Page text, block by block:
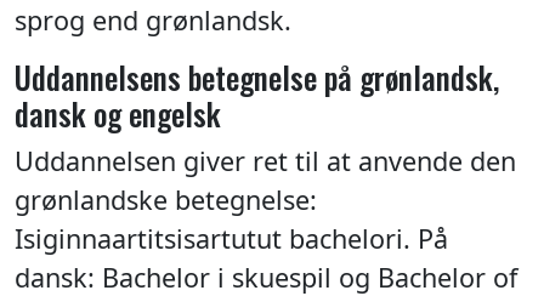
sprog end grønlandsk.
Uddannelsens betegnelse på grønlandsk,
dansk og engelsk
Uddannelsen giver ret til at anvende den
grønlandske betegnelse:
Isiginnaartitsisartutut bachelori. På
dansk: Bachelor i skuespil og Bachelor of